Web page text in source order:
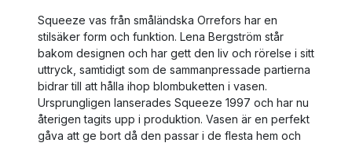
Squeeze vas från småländska Orrefors har en
stilsäker form och funktion. Lena Bergström står
bakom designen och har gett den liv och rörelse i sitt
uttryck, samtidigt som de sammanpressade partierna
bidrar till att hålla ihop blombuketten i vasen.
Ursprungligen lanserades Squeeze 1997 och har nu
återigen tagits upp i produktion. Vasen är en perfekt
gåva att ge bort då den passar i de flesta hem och